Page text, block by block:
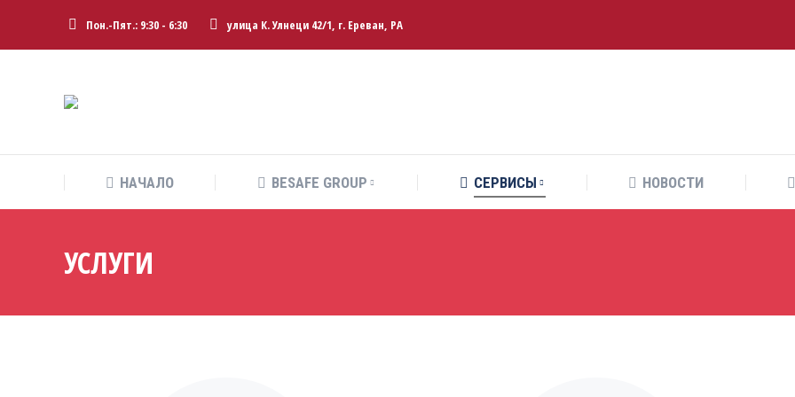
Пон.-Пят.: 9:30 - 6:30 улица К. Улнеци 42/1, г. Ереван, РА
НАЧАЛО BESAFE GROUP СЕРВИСЫ НОВОСТИ
УСЛУГИ